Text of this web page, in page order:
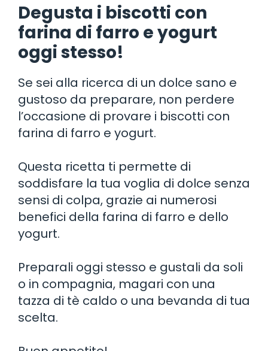
Degusta i biscotti con
farina di farro e yogurt
oggi stesso!
Se sei alla ricerca di un dolce sano e
gustoso da preparare, non perdere
l’occasione di provare i biscotti con
farina di farro e yogurt.
Questa ricetta ti permette di
soddisfare la tua voglia di dolce senza
sensi di colpa, grazie ai numerosi
benefici della farina di farro e dello
yogurt.
Preparali oggi stesso e gustali da soli
o in compagnia, magari con una
tazza di tè caldo o una bevanda di tua
scelta.